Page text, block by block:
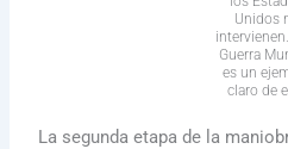
Unidos
Guerra
es un
claro de
La segunda etapa de la